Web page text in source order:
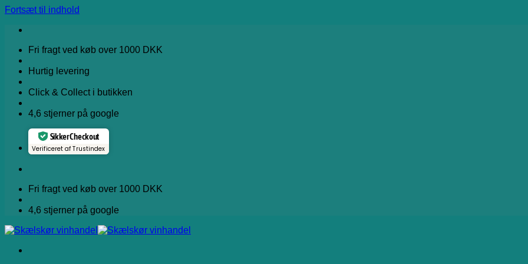
Fortsæt til indhold
Fri fragt ved køb over 1000 DKK
Hurtig levering
Click & Collect i butikken
4,6 stjerner på google
Sikker Checkout
Verificeret af Trustindex
Fri fragt ved køb over 1000 DKK
4,6 stjerner på google